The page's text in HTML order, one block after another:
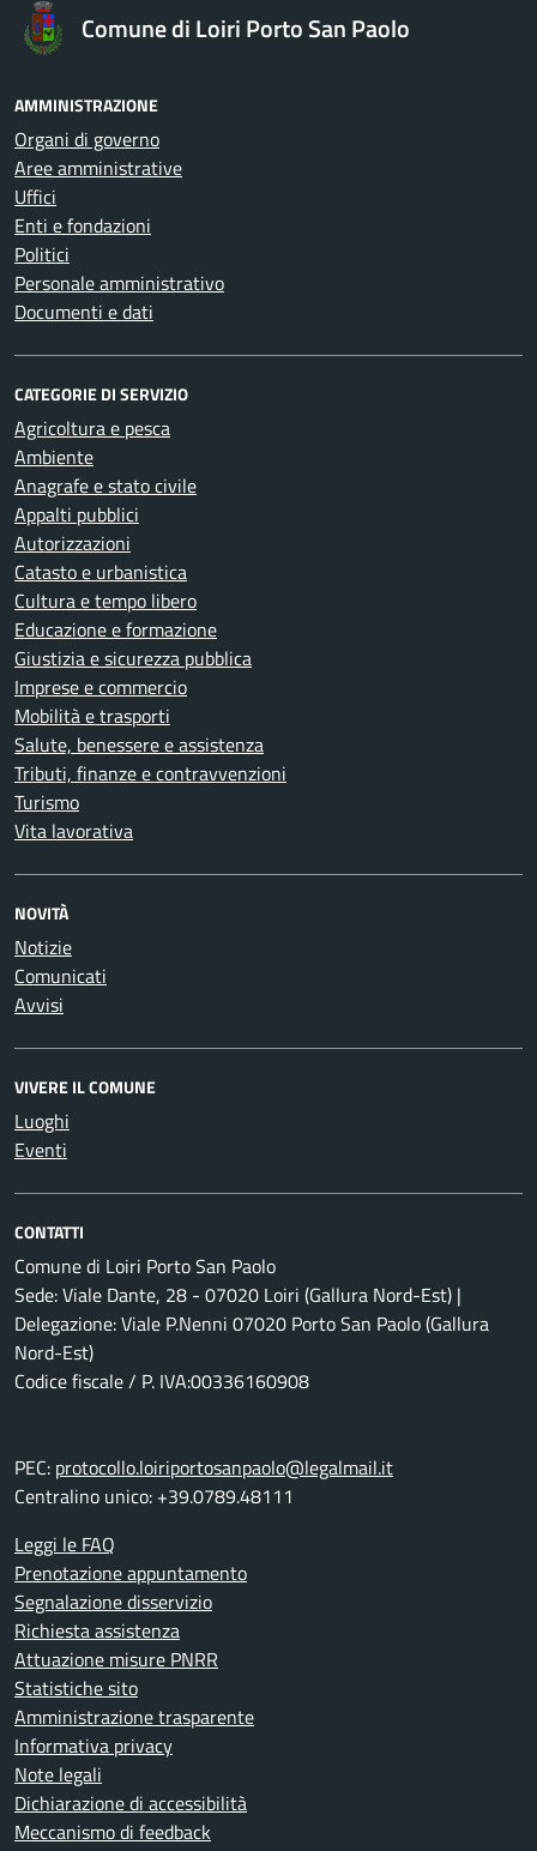
Comune di Loiri Porto San Paolo
AMMINISTRAZIONE
Organi di governo
Aree amministrative
Uffici
Enti e fondazioni
Politici
Personale amministrativo
Documenti e dati
CATEGORIE DI SERVIZIO
Agricoltura e pesca
Ambiente
Anagrafe e stato civile
Appalti pubblici
Autorizzazioni
Catasto e urbanistica
Cultura e tempo libero
Educazione e formazione
Giustizia e sicurezza pubblica
Imprese e commercio
Mobilità e trasporti
Salute, benessere e assistenza
Tributi, finanze e contravvenzioni
Turismo
Vita lavorativa
NOVITÀ
Notizie
Comunicati
Avvisi
VIVERE IL COMUNE
Luoghi
Eventi
CONTATTI
Comune di Loiri Porto San Paolo
Sede: Viale Dante, 28 - 07020 Loiri (Gallura Nord-Est) |
Delegazione: Viale P.Nenni 07020 Porto San Paolo (Gallura
Nord-Est)
Codice fiscale / P. IVA:00336160908
PEC: protocollo.loiriportosanpaolo@legalmail.it
Centralino unico: +39.0789.48111
Leggi le FAQ
Prenotazione appuntamento
Segnalazione disservizio
Richiesta assistenza
Attuazione misure PNRR
Statistiche sito
Amministrazione trasparente
Informativa privacy
Note legali
Dichiarazione di accessibilità
Meccanismo di feedback